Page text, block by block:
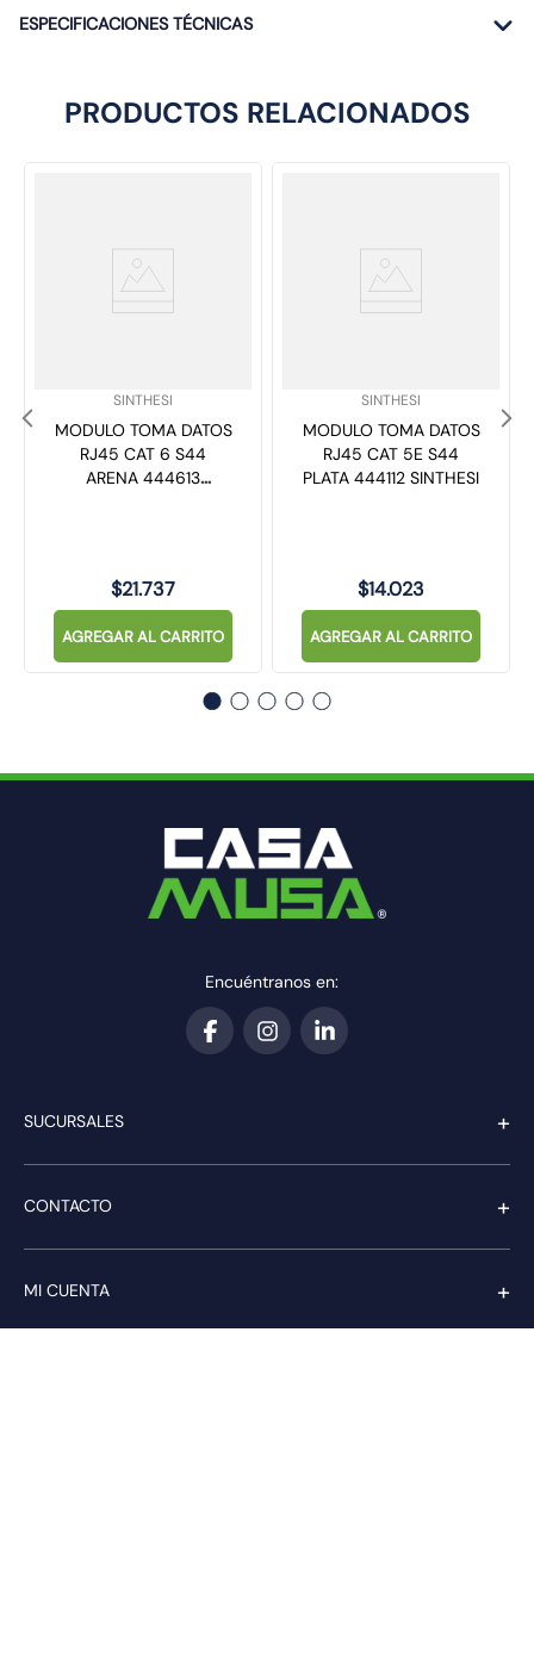
ESPECIFICACIONES TÉCNICAS
PRODUCTOS RELACIONADOS
SINTHESI
MODULO TOMA DATOS
RJ45 CAT 6 S44
ARENA 444613
$21.737
AGREGAR AL CARRITO
SINTHESI
MODULO TOMA DATOS
RJ45 CAT 5E S44
PLATA 444112 SINTHESI
$14.023
AGREGAR AL CARRITO
Encuéntranos en:
SUCURSALES +
CONTACTO +
MI CUENTA +